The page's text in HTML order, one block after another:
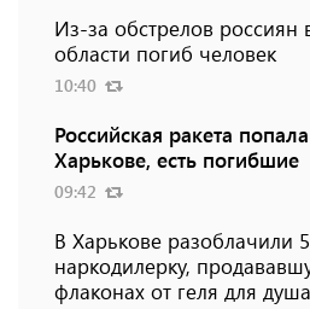
Из-за обстрелов россиян
области погиб человек
10:40
Российская ракета
Харькове, есть погибшие
09:42
В Харькове разоблачили
наркодилерку,
флаконах от геля для душа